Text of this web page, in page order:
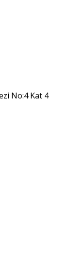
No:4 Kat 4